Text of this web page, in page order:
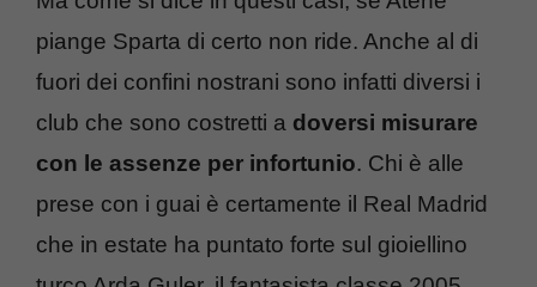
piange Sparta di certo non ride. Anche al di
fuori dei confini nostrani sono infatti diversi i
club che sono costretti a doversi misurare
con le assenze per infortunio. Chi è alle
prese con i guai è certamente il Real Madrid
che in estate ha puntato forte sul gioiellino